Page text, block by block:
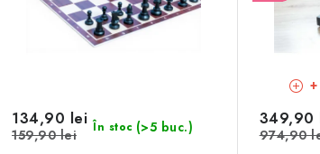
În stoc (>5 buc.)
134,90 lei
159,90 lei
349,90
974,90